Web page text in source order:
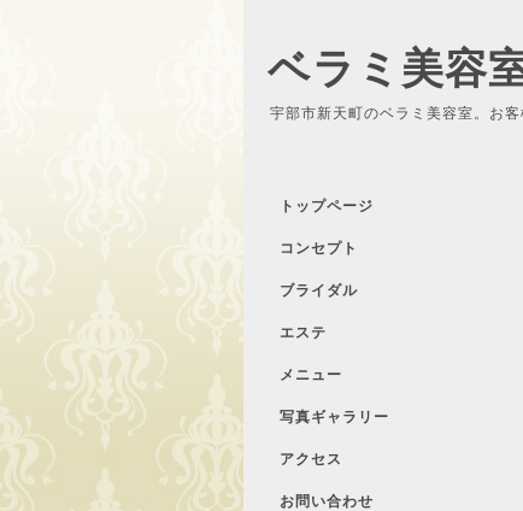
ベラミ美容
宇部市新天町のベラミ美容室。お
トップページ
コンセプト
ブライダル
エステ
メニュー
写真ギャラリー
アクセス
お問い合わせ